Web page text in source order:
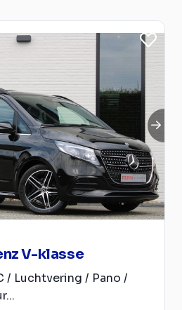
V-klasse
/ Luchtvering / Pano /